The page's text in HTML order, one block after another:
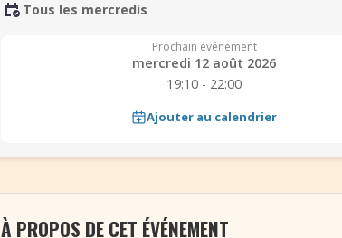
Tous les mercredis
Prochain événement
mercredi 12 août 2026
19:10 - 22:00
Ajouter au calendrier
À PROPOS DE CET ÉVÉNEMENT